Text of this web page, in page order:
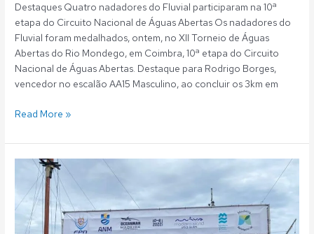
Destaques Quatro nadadores do Fluvial participaram na 10ª
etapa do Circuito Nacional de Águas Abertas Os nadadores do
Fluvial foram medalhados, ontem, no XII Torneio de Águas
Abertas do Rio Mondego, em Coimbra, 10ª etapa do Circuito
Nacional de Águas Abertas. Destaque para Rodrigo Borges,
vencedor no escalão AA15 Masculino, ao concluir os 3km em
Read More »
Águas
Abertas:
Rodrigo
Borges
no